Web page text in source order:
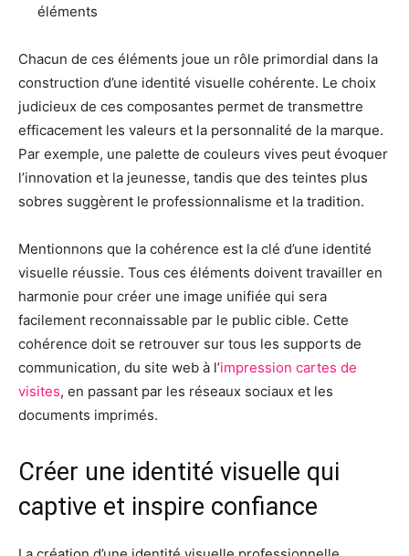
éléments
Chacun de ces éléments joue un rôle primordial dans la
construction d’une identité visuelle cohérente. Le choix
judicieux de ces composantes permet de transmettre
efficacement les valeurs et la personnalité de la marque.
Par exemple, une palette de couleurs vives peut évoquer
l’innovation et la jeunesse, tandis que des teintes plus
sobres suggèrent le professionnalisme et la tradition.
Mentionnons que la cohérence est la clé d’une identité
visuelle réussie. Tous ces éléments doivent travailler en
harmonie pour créer une image unifiée qui sera
facilement reconnaissable par le public cible. Cette
cohérence doit se retrouver sur tous les supports de
communication, du site web à l’impression cartes de
visites, en passant par les réseaux sociaux et les
documents imprimés.
Créer une identité visuelle qui
captive et inspire confiance